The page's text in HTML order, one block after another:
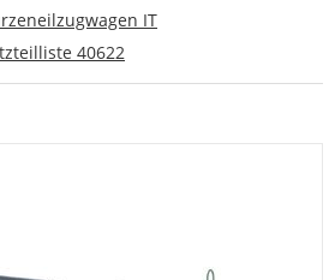
IT
40622